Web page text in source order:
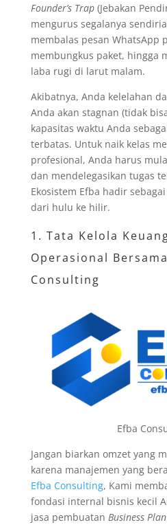
Founder’s Trap(Jebakan
mengurus segalanya
membalas pesan WhatsApp
membungkus paket, hingga
laba rugi di larut malam.
Akibatnya, Anda kelelahan
Anda akan stagnan (tidak
kapasitas waktu Anda
terbatas. Untuk naik kelas
profesional, Anda harus
dan mendelegasikan tugas
Ekosistem Efba hadir
dari hulu ke hilir.
1. Tata Kelola
Operasional
Consulting
Efba
Jangan biarkan omzet yang
karena manajemen yang
Efba Consulting, Kami
fondasi internal bisnis kecil
jasa pembuatan Business Plan